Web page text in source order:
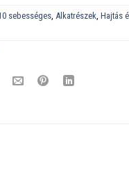
sebességes Alkatrészek ,Hajtás